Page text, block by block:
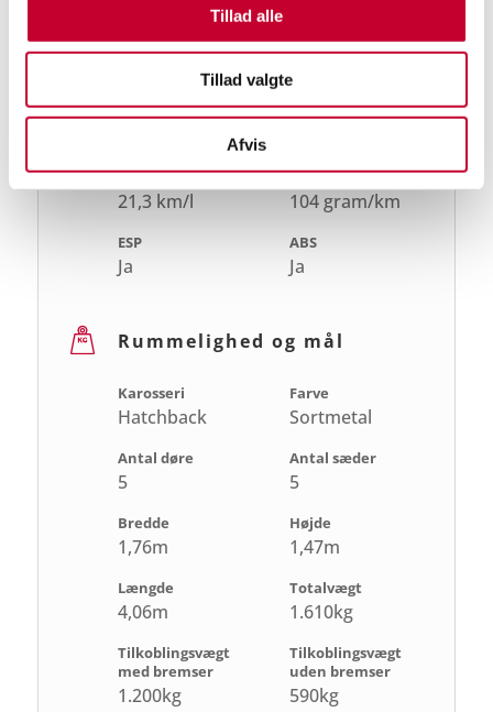
Tillad alle
Tillad valgte
Afvis
Tophastighed
200km/h
Sikkerhed og økonomi
Km/L
21,3 km/l
CO2
104 gram/km
ESP
Ja
ABS
Ja
Rummelighed og mål
Karosseri
Hatchback
Farve
Sortmetal
Antal døre
5
Antal sæder
5
Bredde
1,76m
Højde
1,47m
Længde
4,06m
Totalvægt
1.610kg
Tilkoblingsvægt
med bremser
1.200kg
Tilkoblingsvægt
uden bremser
590kg